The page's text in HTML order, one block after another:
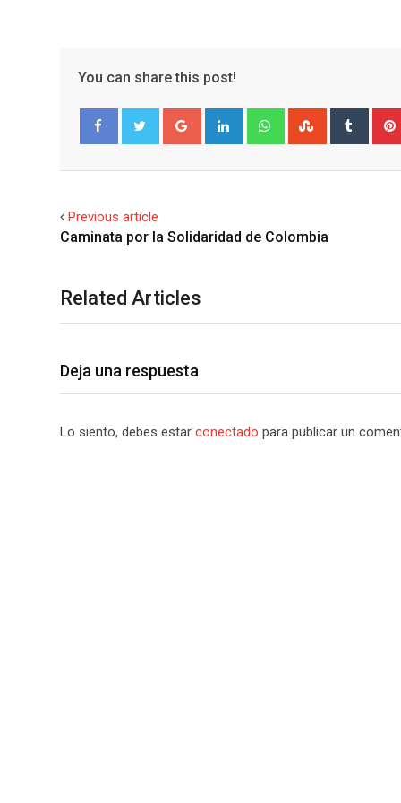
You can share this post!
Google+ LinkedIn WhatsappStumbleUpon
Tumblr
Previous article
Related Articles
Deja una respuesta
Lo siento, debes estar conectado para publicar un